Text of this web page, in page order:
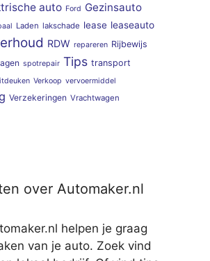
auto Ford Gezinsauto
Laden lakschade lease leaseauto
RDW repareren Rijbewijs
spotrepair Tips transport
Verkoop vervoermiddel
Verzekeringen Vrachtwagen
over Automaker.nl
helpen je graag
van je auto. Zoek vind